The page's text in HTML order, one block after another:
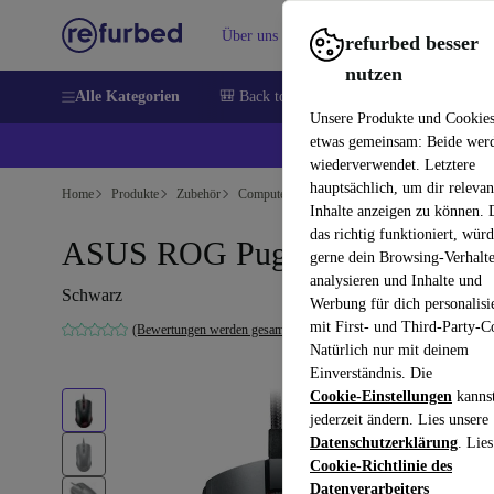
refurbed besser
nutzen
Unsere Produkte und
etwas gemeinsam: Beide
wiederverwendet. Letztere
hauptsächlich, um dir
Inhalte anzeigen zu können.
das richtig funktioniert,
gerne dein Browsing-
analysieren und Inhalte und
Werbung für dich
mit First- und Third-Party-
Natürlich nur mit deinem
Einverständnis. Die
Cookie-Einstellungen
jederzeit ändern. Lies unsere
Datenschutzerklärung.
Cookie-Richtlinie des
Datenverarbeiters
Über uns Verkaufen Hilfe
Alle Kategorien 🎒 Back to school
💰
Home Produkte Zubehör Computer Zubehör Mäuse
ASUS ROG Pugio
Schwarz
(Bewertungen werden gesammelt)